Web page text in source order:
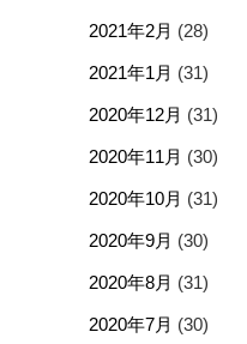
2021年2月 (28)
2021年1月 (31)
2020年12月 (31)
2020年11月 (30)
2020年10月 (31)
2020年9月 (30)
2020年8月 (31)
2020年7月 (30)